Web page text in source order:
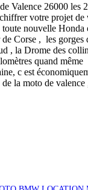
Valence 26000
votre projet
nouvelle
Corse , les
, la Drome des
quand
c est
la moto de